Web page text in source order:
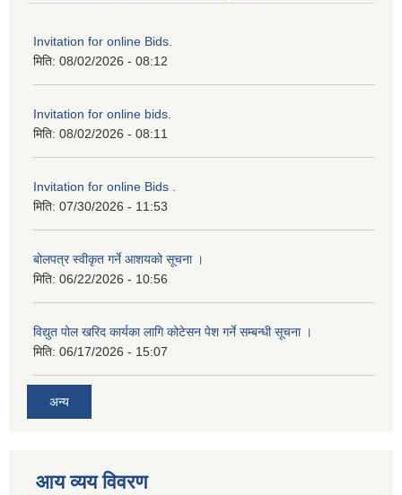
Invitation for online Bids.
मिति: 08/02/2026 - 08:12
Invitation for online bids.
मिति: 08/02/2026 - 08:11
Invitation for online Bids .
मिति: 07/30/2026 - 11:53
बोलपत्र स्वीकृत गर्ने आशयको सूचना ।
मिति: 06/22/2026 - 10:56
विद्युत पोल खरिद कार्यका लागि कोटेसन पेश गर्ने सम्बन्धी सूचना ।
मिति: 06/17/2026 - 15:07
अन्य
आय व्यय विवरण